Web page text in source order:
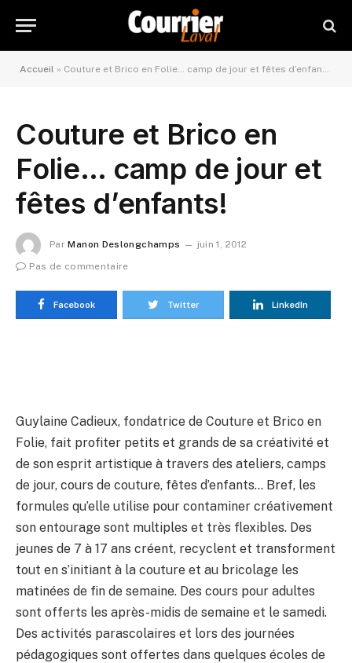
Accueil » Couture et Brico en Folie… camp de jour et fêtes d’enfants!
Couture et Brico en
Folie… camp de jour et
fêtes d’enfants!
Par Manon Deslongchamps
juin 1, 2012
Pas de commentaire
Facebook Twitter LinkedIn
Guylaine Cadieux, fondatrice de Couture et Brico en
Folie, fait profiter petits et grands de sa créativité et
de son esprit artistique à travers des ateliers, camps
de jour, cours de couture, fêtes d’enfants… Bref, les
formules qu’elle utilise pour contaminer créativement
son entourage sont multiples et très flexibles. Des
jeunes de 7 à 17 ans créent, recyclent et transforment
tout en s’initiant à la couture et au bricolage les
matinées de fin de semaine. Des cours pour adultes
sont offerts les après-midis de semaine et le samedi.
Des activités parascolaires et lors des journées
pédagogiques sont offertes dans quelques écoles de